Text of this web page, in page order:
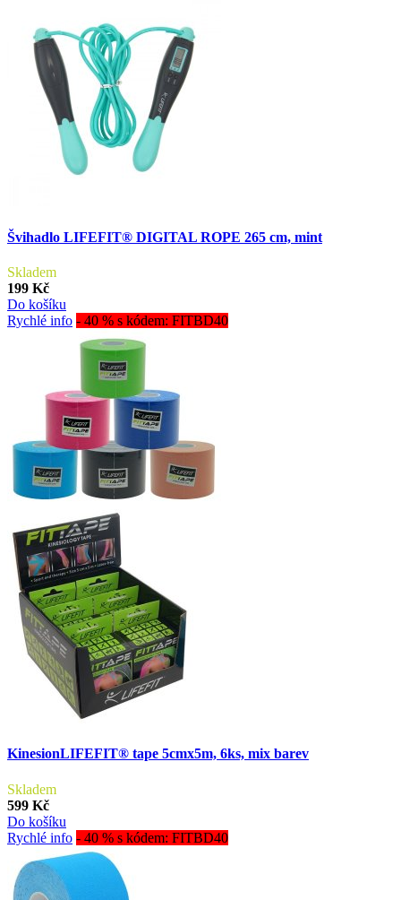
Švihadlo LIFEFIT® DIGITAL ROPE 265 cm, mint
Skladem
199 Kč
Do košíku
Rychlé info - 40 % s kódem: FITBD40
KinesionLIFEFIT® tape 5cmx5m, 6ks, mix barev
Skladem
599 Kč
Do košíku
Rychlé info - 40 % s kódem: FITBD40